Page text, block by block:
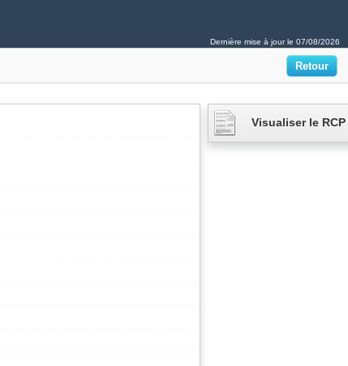
Dernière mise à jour le 07/08/2026
Visualiser le RCP